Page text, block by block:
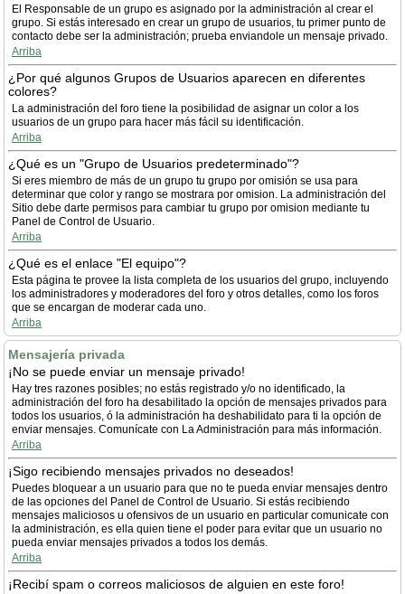
El Responsable de un grupo es asignado por la administración al crear el
grupo. Si estás interesado en crear un grupo de usuarios, tu primer punto de
contacto debe ser la administración; prueba enviandole un mensaje privado.
Arriba
¿Por qué algunos Grupos de Usuarios aparecen en diferentes
colores?
La administración del foro tiene la posibilidad de asignar un color a los
usuarios de un grupo para hacer más fácil su identificación.
Arriba
¿Qué es un "Grupo de Usuarios predeterminado"?
Si eres miembro de más de un grupo tu grupo por omisión se usa para
determinar que color y rango se mostrara por omision. La administración del
Sitio debe darte permisos para cambiar tu grupo por omision mediante tu
Panel de Control de Usuario.
Arriba
¿Qué es el enlace "El equipo"?
Esta página te provee la lista completa de los usuarios del grupo, incluyendo
los administradores y moderadores del foro y otros detalles, como los foros
que se encargan de moderar cada uno.
Arriba
Mensajería privada
¡No se puede enviar un mensaje privado!
Hay tres razones posibles; no estás registrado y/o no identificado, la
administración del foro ha desabilitado la opción de mensajes privados para
todos los usuarios, ó la administración ha deshabilidato para ti la opción de
enviar mensajes. Comunícate con La Administración para más información.
Arriba
¡Sigo recibiendo mensajes privados no deseados!
Puedes bloquear a un usuario para que no te pueda enviar mensajes dentro
de las opciones del Panel de Control de Usuario. Si estás recibiendo
mensajes maliciosos u ofensivos de un usuario en particular comunicate con
la administración, es ella quien tiene el poder para evitar que un usuario no
pueda enviar mensajes privados a todos los demás.
Arriba
¡Recibí spam o correos maliciosos de alguien en este foro!